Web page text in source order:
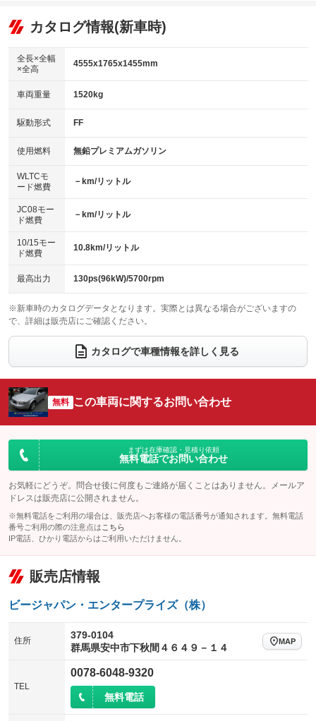
リフトアップ
：装備なし
：装備なし
パワーウィンドウ
アイドリングストップ
：装備なし
USB入力端子
：装備なし
100V電源
：装備なし
センターデフロック
：装備なし
電動格納ミラー
：装備なし
ビジュアル
：装備なし
：装備あり
革シート
キーレス
HID(キセノンライト)
：装備なし
バックカメラ
：装備なし
エアロ
：装備なし
：装備なし
パワーシート
ベンチシート
：装備なし
チップアップシート
：装備なし
：装備なし ：装備あり
ウォークスルー
：装備なし
電動リアゲート フロントカメラ
：装備なし
：装備なし ：装備なし
サイドカメラ
：装備なし ルーフレール
：装備なし
：装備なし
：装備なし
カタログ情報(新車時)
全長×全幅
×全高
4555x1765x1455mm
車両重量 1520kg
駆動形式 FF
使用燃料 無鉛プレミアムガソリン
WLTCモ
ード燃費
－km/リットル
JC08モー
ド燃費
－km/リットル
10/15モー
ド燃費
10.8km/リットル
最高出力 130ps(96kW)/5700rpm
※新車時のカタログデータとなります。実際とは異なる場合がございますの
で、詳細は販売店にご確認ください。
カタログで車種情報を詳しく見る
無料 この車両に関するお問い合わせ
まずは在庫確認・見積り依頼
無料電話でお問い合わせ
お気軽にどうぞ。問合せ後に何度もご連絡が届くことはありません。メールア
ドレスは販売店に公開されません。
※無料電話をご利用の場合は、販売店へお客様の電話番号が通知されます。無料電話
番号ご利用の際の注意点は こちら
IP電話、ひかり電話からはご利用いただけません。
販売店情報
ビージャパン・エンタープライズ（株）
住所
379-0104
群馬県安中市下秋間４６４９－１４
MAP
TEL
0078-6048-9320
無料電話